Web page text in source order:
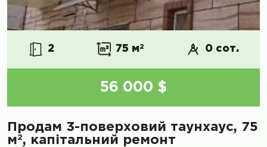
2 75 м2 0 сот.
56 000 $
Продам 3-поверховий таунхаус, 75
м2, капітальний ремонт